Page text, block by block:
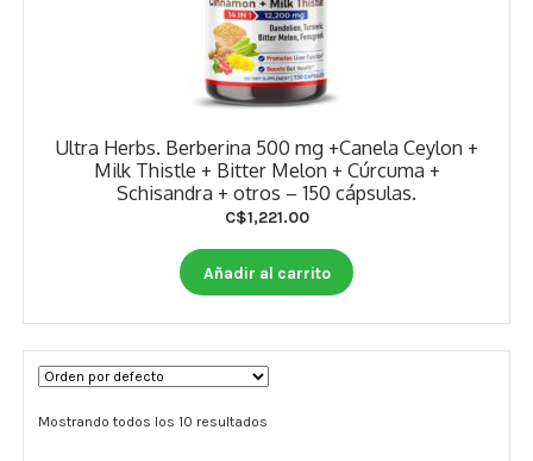
Ultra Herbs. Berberina 500 mg +Canela Ceylon +
Milk Thistle + Bitter Melon + Cúrcuma +
Schisandra + otros – 150 cápsulas.
C$1,221.00
Añadir al carrito
Mostrando todos los 10 resultados